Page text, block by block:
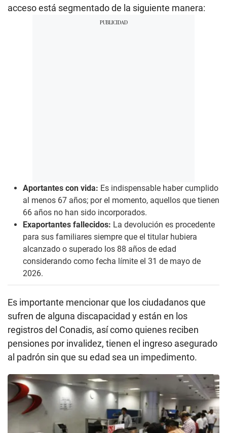
acceso está segmentado de la siguiente manera:
Aportantes con vida: Es indispensable haber cumplido
al menos 67 años; por el momento, aquellos que tienen
66 años no han sido incorporados.
Exaportantes fallecidos: La devolución es procedente
para sus familiares siempre que el titular hubiera
alcanzado o superado los 88 años de edad
considerando como fecha límite el 31 de mayo de
2026.
Es importante mencionar que los ciudadanos que
sufren de alguna discapacidad y están en los
registros del Conadis, así como quienes reciben
pensiones por invalidez, tienen el ingreso asegurado
al padrón sin que su edad sea un impedimento.